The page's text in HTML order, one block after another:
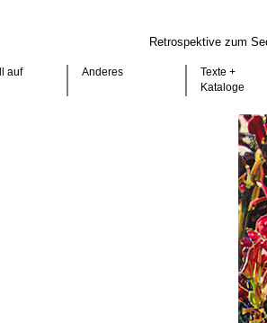
Retrospektive zum
auf
Anderes
Texte +
Kataloge